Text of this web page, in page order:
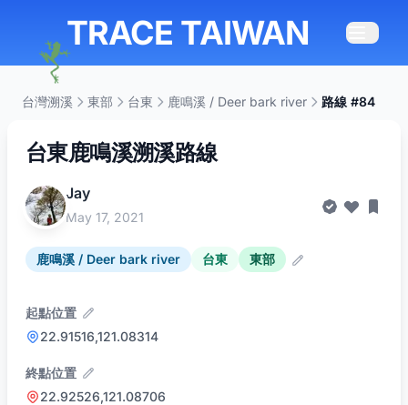
TRACE TAIWAN
台灣溯溪 東部 台東 鹿鳴溪 / Deer bark river 路線 #84
台東鹿鳴溪溯溪路線
Jay
May 17, 2021
鹿鳴溪 / Deer bark river 台東 東部
起點位置
22.91516,121.08314
終點位置
22.92526,121.08706